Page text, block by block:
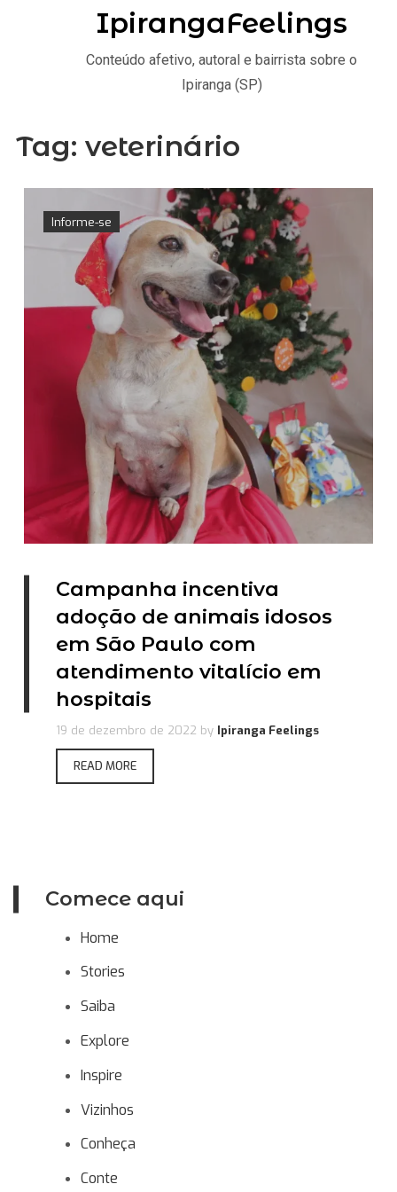
Comece aqui
Home
Stories
Saiba
Explore
Inspire
Vizinhos
Conheça
Conte
Tag: veterinário
Informe-se
Campanha incentiva
adoção de animais idosos
em São Paulo com
atendimento vitalício em
hospitais
19 de dezembro de 2022 by Ipiranga Feelings
READ MORE
IpirangaFeelings
Conteúdo afetivo, autoral e bairrista sobre o
Ipiranga (SP)